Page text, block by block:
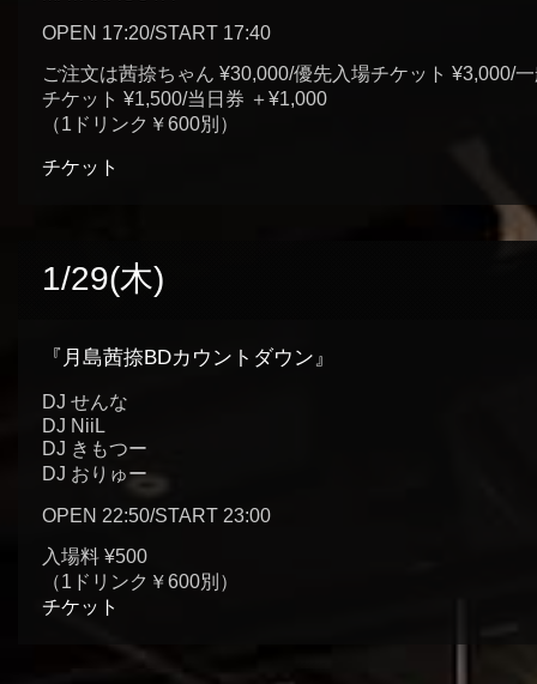
OPEN 17:20/START 17:40
ご注文は茜捺ちゃん ¥30,000/優先入場チケット ¥3,000/
チケット ¥1,500/当日券 ＋¥1,000
（1ドリンク￥600別）
チケット
1/29(木)
『月島茜捺BDカウントダウン』
DJ せんな
DJ NiiL
DJ きもつー
DJ おりゅー
OPEN 22:50/START 23:00
入場料 ¥500
（1ドリンク￥600別）
チケット